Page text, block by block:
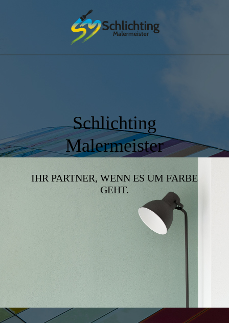
Schlichting
Malermeister
IHR PARTNER, WENN ES UM FARBE
GEHT.